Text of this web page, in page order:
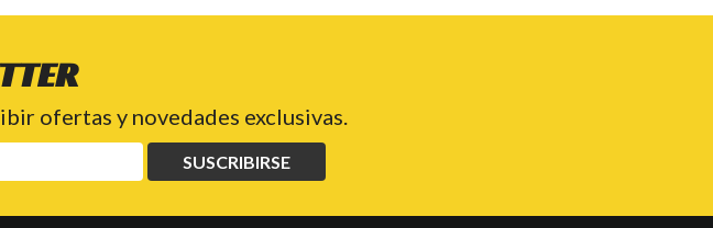
ofertas y novedades exclusivas.
SUSCRIBIRSE